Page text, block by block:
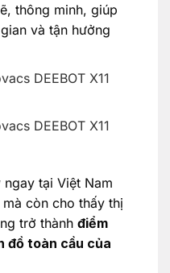
thông minh, giúp
và tận hưởng
DEEBOT X11
DEEBOT X11
ngay tại Việt Nam
còn cho thấy thị
trở thành điểm
đồ toàn cầu của